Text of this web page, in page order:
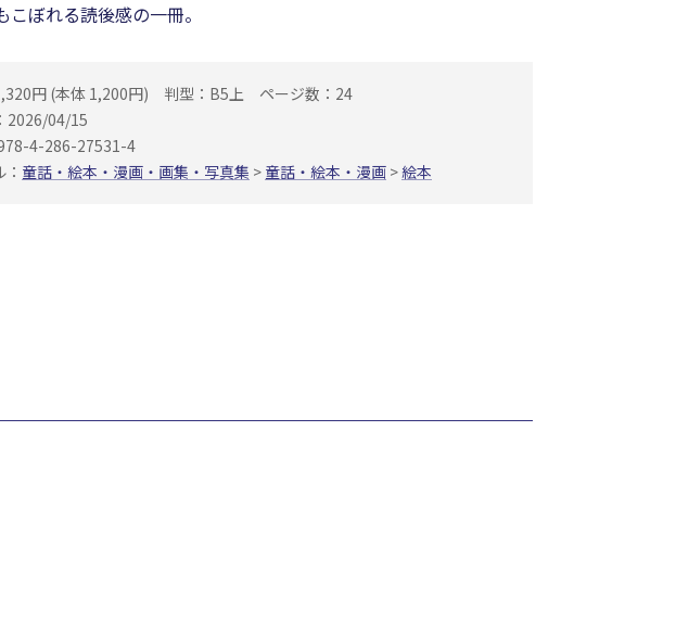
こぼれる読後感の一冊。
円 (本体 1,200円) 判型：B5上
ページ数：24
2026/04/15
4-286-27531-4
童話・絵本・漫画・画集・写真集 > 童話・絵本・漫画 >絵本